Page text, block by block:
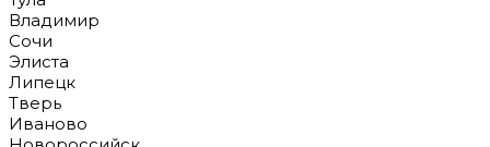
Владимир
Сочи
Элиста
Липецк
Тверь
Иваново